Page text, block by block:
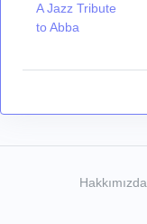
A Jazz Tribute
to Abba
Hakkımızda